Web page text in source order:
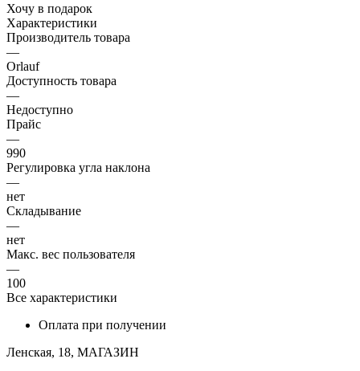
Хочу в подарок
Характеристики
Производитель товара
—
Orlauf
Доступность товара
—
Недоступно
Прайс
—
990
Регулировка угла наклона
—
нет
Складывание
—
нет
Макс. вес пользователя
—
100
Все характеристики
Оплата при получении
Ленская, 18, МАГАЗИН